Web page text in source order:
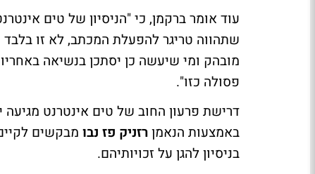
עוד אומר ברקמן, כי "הניסיון של טים
שתהווה טריגר להפעלת המכתב, לא זו
מובהק ומי שיעשה כן יסתכן בנשיאה
פסולה כזו".
דרישת פרעון החוב של טים אינטרנט
באמצעות הנאמןרזניק פז נבו מבקשים
בניסיון להגן על זכויותיהם.